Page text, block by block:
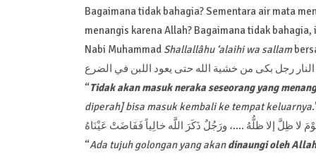
Bagaimana tidak bahagia? Sementara air mata
menangis karena Allah? Bagaimana tidak
Nabi Muhammad Shallallâhu ‘alaihi wa sallam
النار رجل بكى من خشية الله حتى يعود اللبن في الضرع
“Tidak akan masuk neraka seseorang yang
diperah] bisa masuk kembali ke tempat keluarnya
لا ظِلَّ إلا ظلُّهُ ….، ورَجُلٌ ذَكَرَ اللَّه خالِياً فَفَاضَتْ عَيْنَاهُ
“Ada tujuh golongan yang akandinaungi oleh